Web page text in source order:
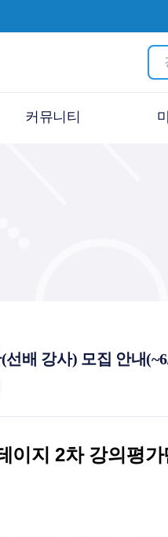
커뮤니티
개설 희망강좌
배 강사) 모집 안내
이지 2차 강의평